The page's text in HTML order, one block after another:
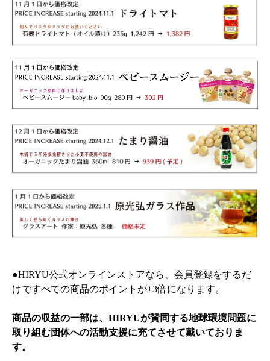
●HIRYU公式オンラインストアなら、会員登録をするだ
けですべての商品のポイントが+3倍になります。
商品の収益の一部は、HIRYUが賛同する地球環境問題に
取り組む団体への活動支援に充てさせて戴いておりま
す。